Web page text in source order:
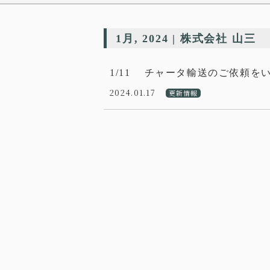
1月, 2024 | 株式会社 山三
1/11 チャータ輸送のご依頼を
2024.01.17 更新情報